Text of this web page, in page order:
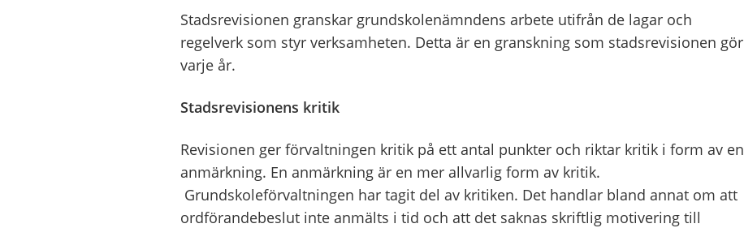
Stadsrevisionen granskar grundskolenämndens arbete utifrån de lagar och
regelverk som styr verksamheten. Detta är en granskning som stadsrevisionen gör
varje år.
Stadsrevisionens kritik
Revisionen ger förvaltningen kritik på ett antal punkter och riktar kritik i form av en
anmärkning. En anmärkning är en mer allvarlig form av kritik.
Grundskoleförvaltningen har tagit del av kritiken. Det handlar bland annat om att
ordförandebeslut inte anmälts i tid och att det saknas skriftlig motivering till